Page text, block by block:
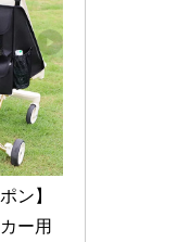
ン】
ー用